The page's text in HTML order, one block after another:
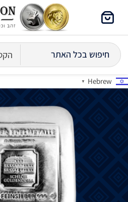
Hebrew
▼